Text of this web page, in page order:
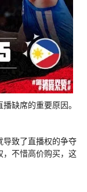
缺席的重要原因。
导致了直播权的争夺
，不惜高价购买，这